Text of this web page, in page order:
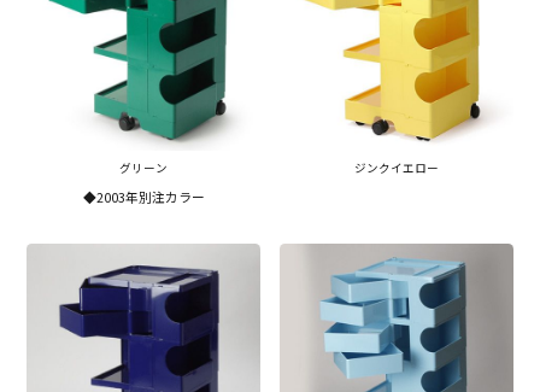
グリーン
◆2003年別注カラー
ジンクイエロー